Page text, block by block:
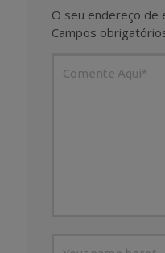
O seu endereço de
Campos